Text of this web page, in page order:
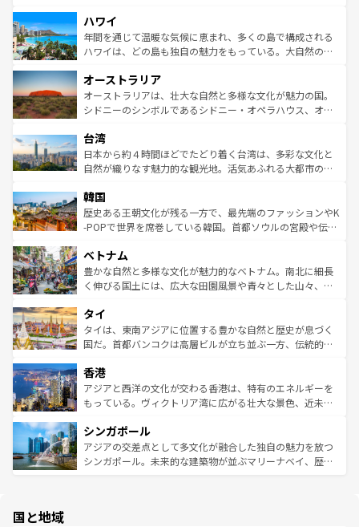
ば市内交通費無料で観光を楽しむこともできる。 なお、新
着のスイス情報はコンテンツ一覧 を参照してほしい。
のような巨大都市は、観光、ショッピング、エンターテイ
ンメントが詰まった刺激的なスポットだ。一方、アメリカ
西部には大自然が広がり、グランドキャニオンやイエロー
部のニューオーリンズでは、音楽と美食が融合した独特の
文化が魅力。旅行者はアメリカの各地域で異なる魅力を楽
しみながら、その多様性と豊かな歴史を感じることができ
ならではの贅沢な旅のスタイルだ。 なお、新着のアメリカ
情報はコンテンツ一覧を参照してほしい。
ハワイ
年間を通じて温暖な気候に恵まれ、多くの島で構成される
ハワイは、どの島も独自の魅力をもっている。大自然の神
ワイ島は見逃せない。また、定番の観光地といえばオアフ
島だが、静かな自然を求めるならマウイ島やカウアイ島が
おすすめ。エメラルドグリーンに輝く海をはじめ、豊かな
れるおもてなしの心で訪れる人々を迎えてくれるハワイの
人々、おいしいローカルフードやハワイアンミュージッ
ク、伝統的なフラダンスなど、すべてがハワイの魅力を彩
ワイを、存分に味わってほしい。 なお、新着のハワイ情報
はコンテンツ一覧を参照してほしい。
オーストラリア
オーストラリアは、壮大な自然と多様な文化が魅力の国。
シドニーのシンボルであるシドニー・オペラハウス、オー
リアリーフや大陸中央部にそびえるウルル（エアーズロッ
ク）、タスマニアの美しい原生林やケアンズの熱帯雨林な
ど、見どころがたくさん。また、カフェやワイン、オージ
いる。アクティビティも充実しており、サーフィンやダイ
ビング、ハイキングなど、アウトドア好きにはたまらな
い。オーストラリアの多彩な魅力を存分に味わいつくそ
参照してほしい。
台湾
日本から約４時間ほどでたどり着く台湾は、多彩な文化と
自然が織りなす魅力的な観光地。活気あふれる大都市の台
ン）、静ひつな山岳地帯である台湾東部など、都市の喧騒
と山間の静けさが共存しており、訪れる人に新しい発見と
驚きをもたらしてくれる。また、奥深い台湾の食文化も魅
容にもいいと評判のスイーツなど、バラエティ豊かな料理
が味わえる。 なお、新着の台湾情報は コンテンツ一覧を参
照してほしい。
韓国
歴史ある王朝文化が残る一方で、最先端のファッションやK
-POPで世界を席巻している韓国。首都ソウルの宮殿や伝統
き、地方に足を延ばせば四季折々の自然美を楽しむことが
できる。そして、キムチや焼肉、絶品のストリートフード
まで、さまざまな韓国料理が待っている。夜には、韓国な
リティに包まれながら、韓国の多彩な魅力を心ゆくまで味
わってみてほしい。 なお、新着の韓国情報はコンテンツ一
覧を参照してほしい。
ベトナム
豊かな自然と多様な文化が魅力的なベトナム。南北に細長
く伸びる国土には、広大な田園風景や青々とした山々、世
急速な発展と共に伝統が息づく。ハノイの古い町並みやホ
ーチミン市のフランス統治時代の建物も、独特の雰囲気を
醸し出している。また、バラエティの豊かさとおいしさで
とつ。フォーやバインミー、ベトナムコーヒーなどは、ぜ
ひ現地で味わいたい。どの地域を訪れてもあたたかい人々
が旅行者を迎えてくれるので、きっと忘れられない旅にな
参照してほしい。
タイ
タイは、東南アジアに位置する豊かな自然と歴史が息づく
国だ。首都バンコクは高層ビルが立ち並ぶ一方、伝統的な
の活気が交差している。北部ではチェンマイなどの山岳地
帯で自然と触れ合い、南部ではプーケットやクラビの美し
いビーチでリゾート気分を楽しむことができる。タイ料理
激する。気候は一年中温暖で、どの季節にも異なる楽しみ
が待っている。親しみやすいタイの人々、仏教を中心とし
た文化、そして多様な観光資源が、訪れる旅人を魅了し続
香港
アジアと西洋の文化が交わる香港は、特有のエネルギーを
もっている。ヴィクトリア湾に広がる壮大な景色、近未来
み、どこを訪れても感動するはず。観光スポットが密集し
ており、効率よく見どころを回れるのも魅力。息をのむよ
うな絶景から文化的な体験まで、香港を存分に楽しみ尽く
シンガポール
アジアの交差点として多文化が融合した独自の魅力を放つ
シンガポール。未来的な建築物が並ぶマリーナベイ、歴史
国と地域